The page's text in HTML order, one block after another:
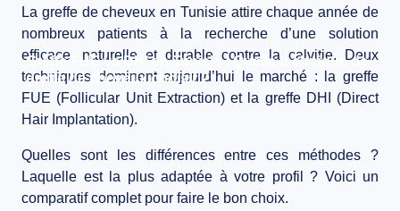
PROPOS
BLOG
CONTACT
Greffe FUE vs DHI en Tunisie : Quelle technique de
greffe de cheveux choisir ?
La greffe de cheveux en Tunisieattire chaque année de
nombreux patients à la recherche d’une solution
efficace, naturelle et durable contre la calvitie. Deux
techniques dominent aujourd’hui le marché : la greffe
FUE (Follicular Unit Extraction)et la greffe DHI (Direct
Hair Implantation).
Quelles sont les différences entre ces méthodes ?
Laquelle est la plus adaptée à votre profil ? Voici un
comparatif complet pour faire le bon choix.